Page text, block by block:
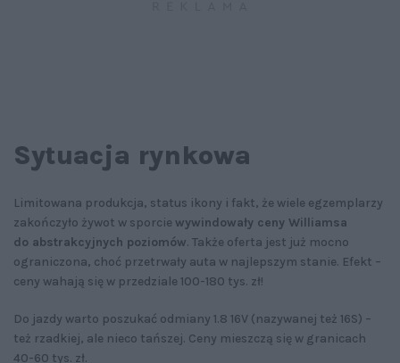
Sytuacja rynkowa
Limitowana produkcja, status ikony i fakt, że wiele egzemplarzy
zakończyło żywot w sporcie wywindowały ceny Williamsa
do abstrakcyjnych poziomów. Także oferta jest już mocno
ograniczona, choć przetrwały auta w najlepszym stanie. Efekt –
ceny wahają się w przedziale 100-180 tys. zł!
Do jazdy warto poszukać odmiany 1.8 16V (nazywanej też 16S) –
też rzadkiej, ale nieco tańszej. Ceny mieszczą się w granicach
40-60 tys. zł.